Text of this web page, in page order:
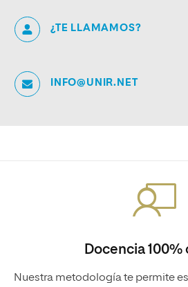
¿TE LLAMAMOS?
INFO@UNIR.NET
Docencia 100%
Nuestra metodología te permite